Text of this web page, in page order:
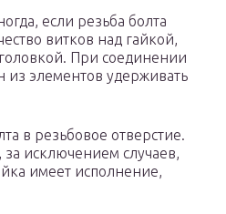
если резьба болта
витков над гайкой,
головкой. При соединении
из элементов удерживать
в резьбовое отверстие.
исключением случаев,
имеет исполнение,